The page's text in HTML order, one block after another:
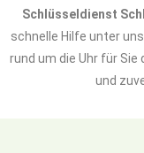
Schlüsseldienst
schnelle Hilfe unter
rund um die Uhr für Sie
und